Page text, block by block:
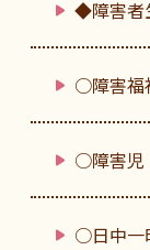
◆障害者
○障害福
○障害児
○日中一